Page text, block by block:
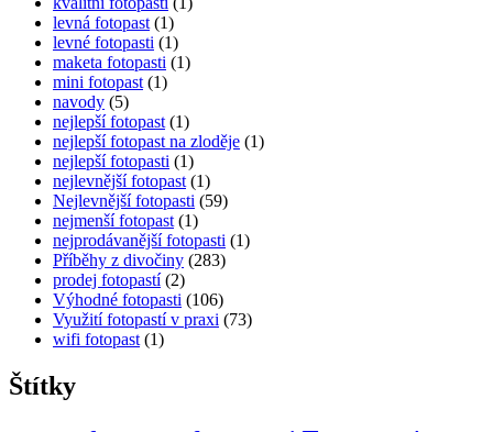
levná fotopast(1)
levné fotopasti (1)
maketa fotopasti (1)
mini fotopast(1)
navody (5)
nejlepší fotopast(1)
nejlepší fotopast na zloděje (1)
nejlepší fotopasti (1)
nejlevnější fotopast(1)
Nejlevnější fotopasti (59)
nejmenší fotopast(1)
nejprodávanější fotopasti (1)
Příběhy z divočiny (283)
prodej fotopastí(2)
Výhodné fotopasti (106)
Využití fotopastí v praxi (73)
wifi fotopast(1)
Štítky